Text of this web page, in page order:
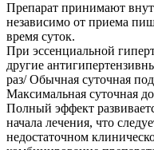
Препарат принимают
независимо от приема
время суток.
При эссенциальной
другие
раз/ Обычная суточная
Максимальная суточная
Полный эффект
начала лечения, что
недостаточном